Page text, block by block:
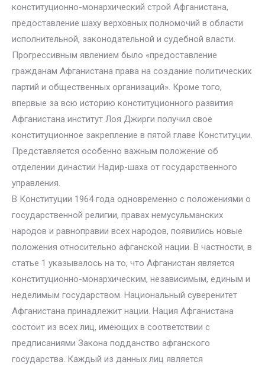
конституционно-монархический строй Афганистана,
предоставление шаху верховных полномочий в области
исполнительной, законодательной и судебной власти.
Прогрессивным явлением было «предоставление
гражданам Афганистана права на создание политических
партий и общественных организаций». Кроме того,
впервые за всю историю конституционного развития
Афганистана институт Лоя Джирги получил свое
конституционное закрепление в пятой главе Конституции.
Представляется особенно важным положение об
отделении династии Надир-шаха от государственного
управления.
В Конституции 1964 года одновременно с положениями о
государственной религии, правах немусульманских
народов и равноправии всех народов, появились новые
положения относительно афганской нации. В частности, в
статье 1 указывалось на то, что Афганистан является
конституционно-монархическим, независимым, единым и
неделимым государством. Национальный суверенитет
Афганистана принадлежит нации. Нация Афганистана
состоит из всех лиц, имеющих в соответствии с
предписаниями Закона подданство афганского
государства. Каждый из данных лиц является